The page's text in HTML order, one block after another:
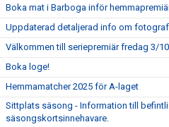
Boka mat i Barboga inför
Uppdaterad detaljerad info om
Välkommen till seriepremiär fredag 3/10
Boka loge!
Hemmamatcher 2025 för A-laget
Sittplats säsong - Information till
säsongskortsinnehavare.